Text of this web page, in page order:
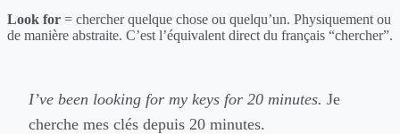
Look for = chercher quelque chose ou quelqu’un. Physiquement ou
de manière abstraite. C’est l’équivalent direct du français “chercher”.
I’ve been looking for my keys for 20 minutes. Je
cherche mes clés depuis 20 minutes.